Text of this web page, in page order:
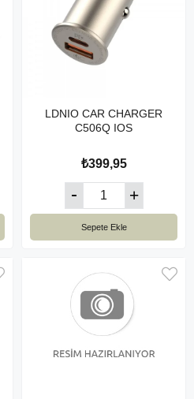
LDNIO CAR CHARGER
C506Q IOS
₺399,95
Sepete Ekle